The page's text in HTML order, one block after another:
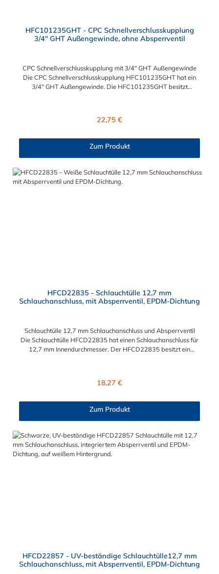
HFC101235GHT - CPC Schnellverschlusskupplung
3/4" GHT Außengewinde, ohne Absperrventil
CPC Schnellverschlusskupplung mit 3/4" GHT Außengewinde
Die CPC Schnellverschlusskupplung HFC101235GHT hat ein
3/4" GHT Außengewinde. Die HFC101235GHT besitzt
Betriebstemperatur: -40 °C bis 138 °C Sie können diese CPC
HFC12-, HFC35- und HFC57-Serie kombinieren.
Regulärer Preis:
22,75 €
Zum Produkt
HFCD22835 - Schlauchtülle 12,7 mm
Schlauchanschluss, mit Absperrventil, EPDM-Dichtung
Schlauchtülle 12,7 mm Schlauchanschluss und Absperrventil
Die Schlauchtülle HFCD22835 hat einen Schlauchanschluss für
12,7 mm Innendurchmesser. Der HFCD22835 besitzt ein
Betriebsdruck: Vakuum bis 8,6 bar Max. Betriebstemperatur:
Kupplungen der HFC12- und HFC35/57-Serie kombinieren.
Regulärer Preis:
18,27 €
Zum Produkt
HFCD22857 - UV-beständige Schlauchtülle12,7 mm
Schlauchanschluss, mit Absperrventil, EPDM-Dichtung